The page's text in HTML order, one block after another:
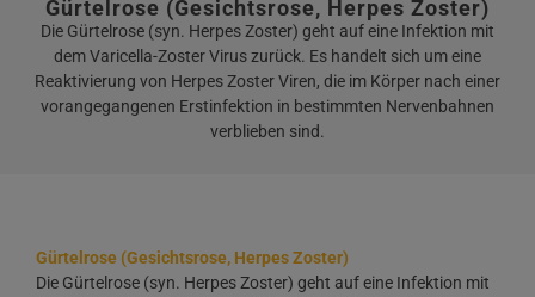
Gürtelrose (Gesichtsrose, Herpes Zoster)
Die Gürtelrose (syn. Herpes Zoster) geht auf eine Infektion mit
dem Varicella-Zoster Virus zurück. Es handelt sich um eine
Reaktivierung von Herpes Zoster Viren, die im Körper nach einer
vorangegangenen Erstinfektion in bestimmten Nervenbahnen
verblieben sind.
Gürtelrose (Gesichtsrose, Herpes Zoster)
Die Gürtelrose (syn. Herpes Zoster) geht auf eine Infektion mit